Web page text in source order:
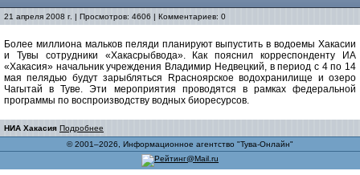
21 апреля 2008 г. | Просмотров: 4606 | Комментариев: 0
Более миллиона мальков пеляди планируют выпустить в водоемы Хакасии
и Тувы сотрудники «Хакасрыбвода». Как пояснил корреспонденту ИА
«Хакасия» начальник учреждения Владимир Недвецкий, в период с 4 по 14
мая пелядью будут зарыбляться Rрасноярское водохранилище и озеро
Чагытай в Туве. Эти мероприятия проводятся в рамках федеральной
программы по воспроизводству водных биоресурсов.
НИА Хакасия Подробнее
© 2001–2026, Информационное агентство "Тува-Онлайн"